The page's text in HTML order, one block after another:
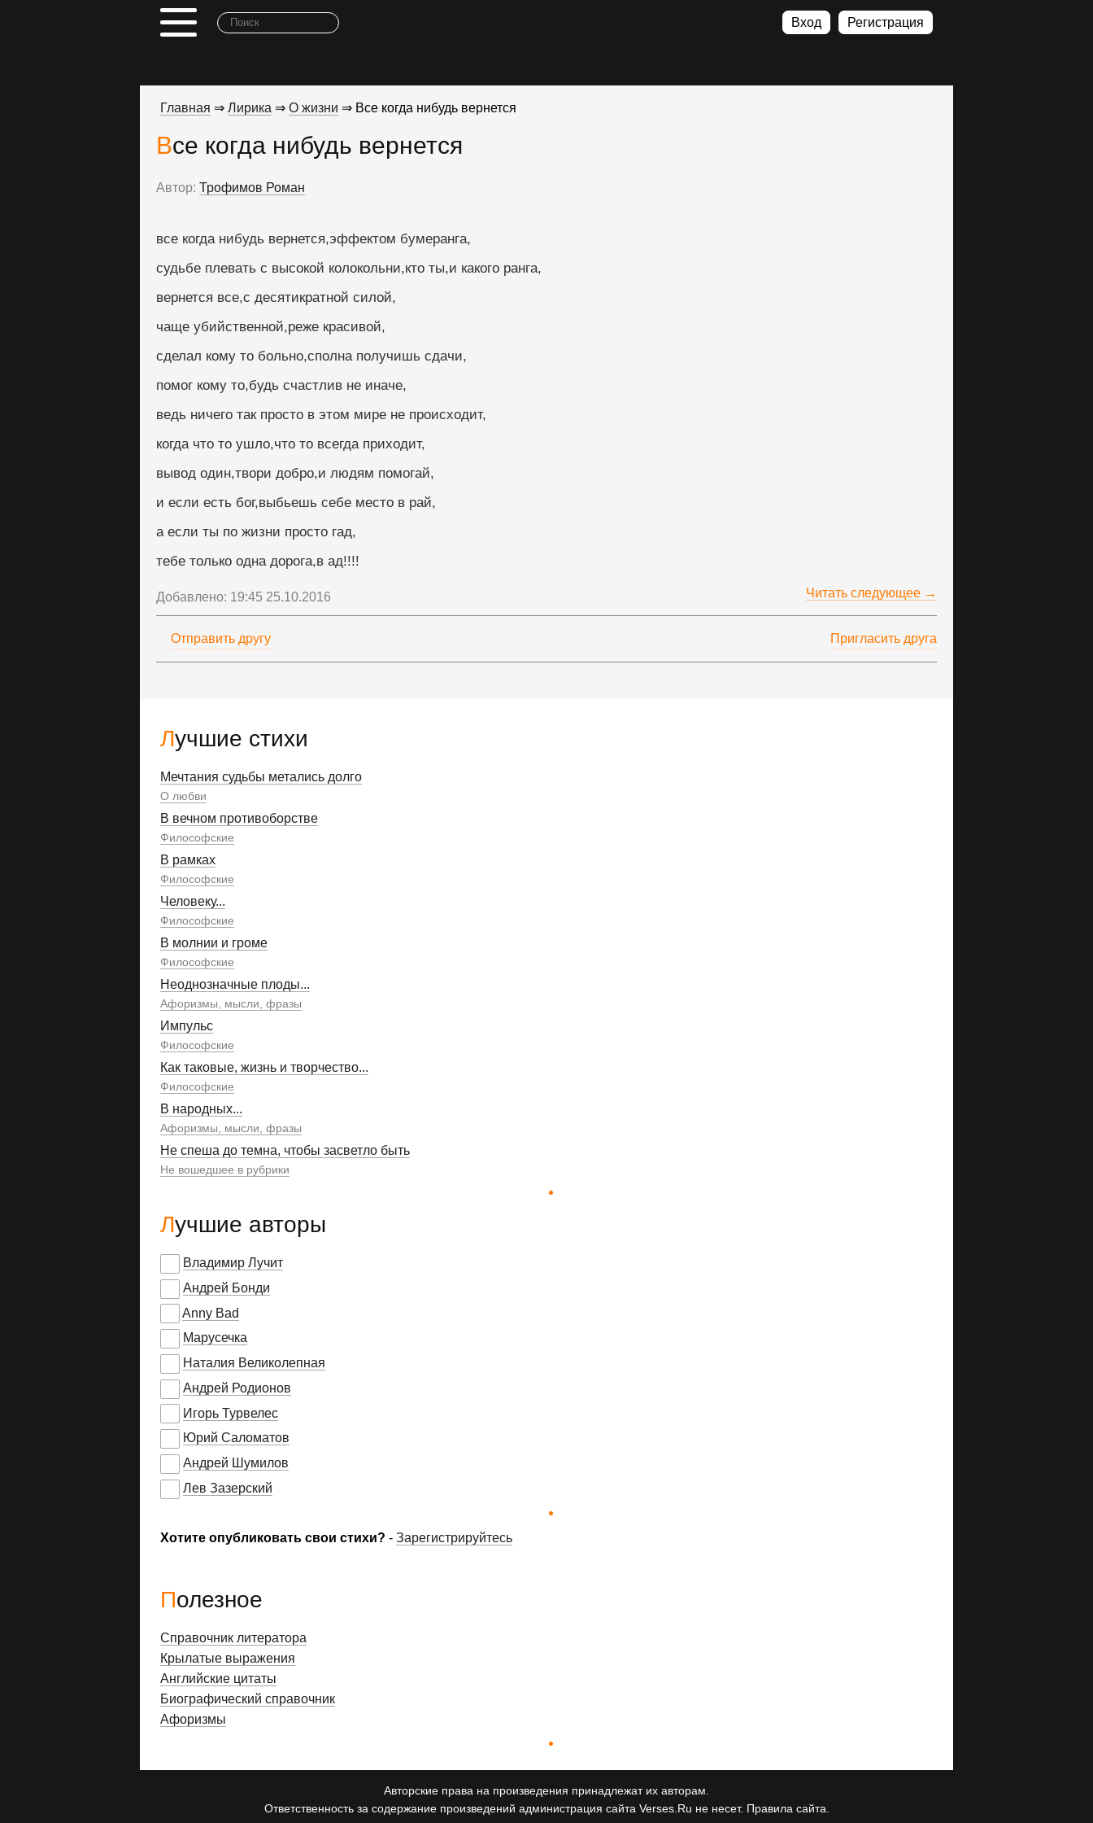
Вход Регистрация
Лучшие стихи
Мечтания судьбы метались долго
О любви
В вечном противоборстве
Философские
В рамках
Философские
Человеку...
Философские
В молнии и громе
Философские
Неоднозначные плоды...
Афоризмы, мысли, фразы
Импульс
Философские
Как таковые, жизнь и творчество...
Философские
В народных...
Афоризмы, мысли, фразы
Не спеша до темна, чтобы засветло быть
Не вошедшее в рубрики
Лучшие авторы
Владимир Лучит
Андрей Бонди
Anny Bad
Марусечка
Наталия Великолепная
Андрей Родионов
Игорь Турвелес
Юрий Саломатов
Андрей Шумилов
Лев Зазерский
Хотите опубликовать свои стихи? - Зарегистрируйтесь
Главная ⇒ Лирика ⇒ О жизни ⇒ Все когда нибудь вернется
Все когда нибудь вернется
Автор: Трофимов Роман
все когда нибудь вернется,эффектом бумеранга,
судьбе плевать с высокой колокольни,кто ты,и какого ранга,
вернется все,с десятикратной силой,
чаще убийственной,реже красивой,
сделал кому то больно,сполна получишь сдачи,
помог кому то,будь счастлив не иначе,
ведь ничего так просто в этом мире не происходит,
когда что то ушло,что то всегда приходит,
вывод один,твори добро,и людям помогай,
и если есть бог,выбьешь себе место в рай,
а если ты по жизни просто гад,
тебе только одна дорога,в ад!!!!
Добавлено: 19:45 25.10.2016 Читать следующее →
Отправить другу Пригласить друга
Полезное
Справочник литератора
Крылатые выражения
Английские цитаты
Биографический справочник
Афоризмы
Авторские права на произведения принадлежат их авторам.
Ответственность за содержание произведений администрация сайта Verses.Ru не несет. Правила сайта